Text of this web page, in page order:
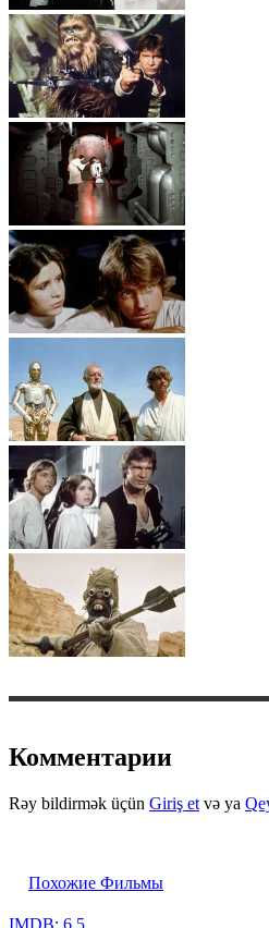
Комментарии
Rəy bildirmək üçün Giriş et və ya
Похожие Фильмы